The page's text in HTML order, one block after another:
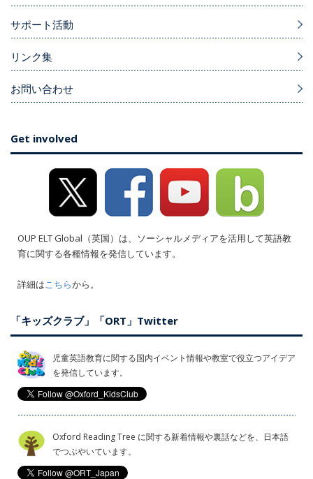
サポート活動
リンク集
お問い合わせ
Get involved
OUP ELT Global（英国）は、ソーシャルメディアを活用して英語教
育に関する各種情報を発信しています。
詳細はこちらから。
「キッズクラブ」「ORT」Twitter
児童英語教育に関する国内イベント情報や教室で役立つアイデア
を発信しています。
Oxford Reading Tree に関する新着情報や裏話などを、日本語
でつぶやいています。